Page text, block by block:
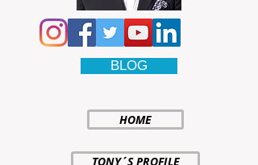
BLOG
HOME
TONY´S PROFILE